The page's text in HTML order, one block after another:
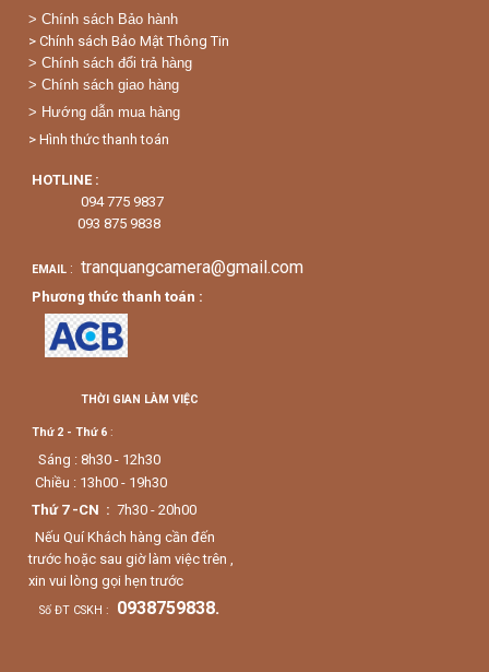
> Chính sách Bảo hành
> Chính sách Bảo Mật Thông Tin
> Chính sách đổi trả hàng
> Chính sách giao hàng
> Hướng dẫn mua hàng
> Hình thức thanh toán
HOTLINE :
094 775 9837
093 875 9838
EMAIL : tranquangcamera@gmail.com
Phương thức thanh toán :
THỜI GIAN LÀM VIỆC
Thứ 2 - Thứ 6 :
Sáng : 8h30 - 12h30
Chiều : 13h00 - 19h30
Thứ 7 -CN : 7h30 - 20h00
Nếu Quí Khách hàng cần đến
trước hoặc sau giờ làm việc trên ,
xin vui lòng gọi hẹn trước
Số ĐT CSKH : 0938759838.